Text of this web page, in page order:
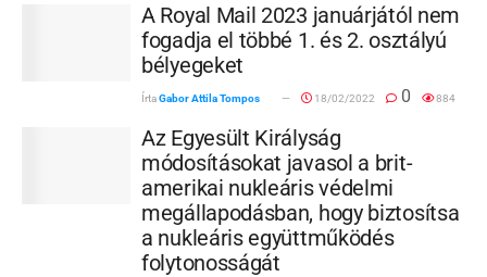
A Royal Mail 2023 januárjától nem
fogadja el többé 1. és 2. osztályú
bélyegeket
ÍrtaGabor Attila Tompos 18/02/2022 0 884
Az Egyesült Királyság
módosításokat javasol a brit-
amerikai nukleáris védelmi
megállapodásban, hogy biztosítsa
a nukleáris együttműködés
folytonosságát